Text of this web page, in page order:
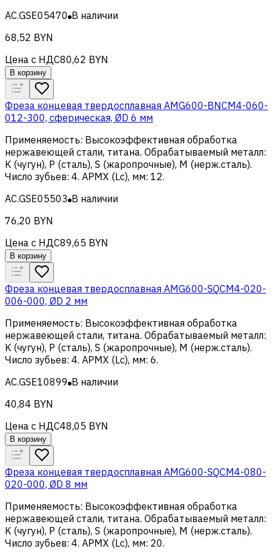
AC.GSE05470 В наличии
68,52 BYN
Цена с НДС80,62 BYN
В корзину
Фреза концевая твердосплавная AMG600-BNCM4-060-
012-300, сферическая, ØD 6 мм
Применяемость: Высокоэффективная обработка
нержавеющей стали, титана. Обрабатываемый металл:
K (чугун), Р (сталь), S (жаропрочные), M (нерж.сталь).
Число зубьев: 4. APMX (Lc), мм: 12.
AC.GSE05503 В наличии
76,20 BYN
Цена с НДС89,65 BYN
В корзину
Фреза концевая твердосплавная AMG600-SQCM4-020-
006-000, ØD 2 мм
Применяемость: Высокоэффективная обработка
нержавеющей стали, титана. Обрабатываемый металл:
K (чугун), Р (сталь), S (жаропрочные), M (нерж.сталь).
Число зубьев: 4. APMX (Lc), мм: 6.
AC.GSE10899 В наличии
40,84 BYN
Цена с НДС48,05 BYN
В корзину
Фреза концевая твердосплавная AMG600-SQCM4-080-
020-000, ØD 8 мм
Применяемость: Высокоэффективная обработка
нержавеющей стали, титана. Обрабатываемый металл:
K (чугун), Р (сталь), S (жаропрочные), M (нерж.сталь).
Число зубьев: 4. APMX (Lc), мм: 20.